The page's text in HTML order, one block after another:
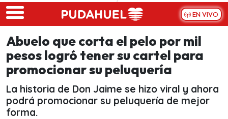
Skip to main content
EN VIVO
Abuelo que corta el pelo por mil
pesos logró tener su cartel para
promocionar su peluquería
La historia de Don Jaime se hizo viral y ahora
podrá promocionar su peluquería de mejor
forma.